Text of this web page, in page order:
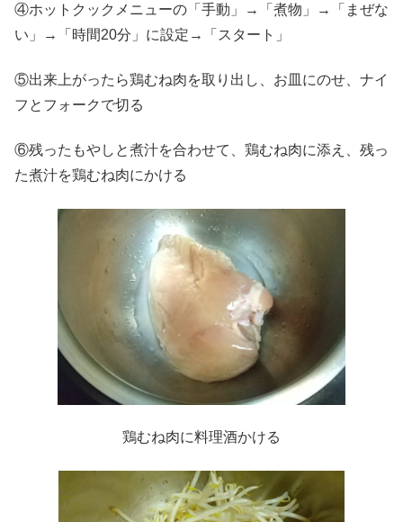
④ホットクックメニューの「手動」→「煮物」→「まぜな
い」→「時間20分」に設定→「スタート」
⑤出来上がったら鶏むね肉を取り出し、お皿にのせ、ナイ
フとフォークで切る
⑥残ったもやしと煮汁を合わせて、鶏むね肉に添え、残っ
た煮汁を鶏むね肉にかける
鶏むね肉に料理酒かける